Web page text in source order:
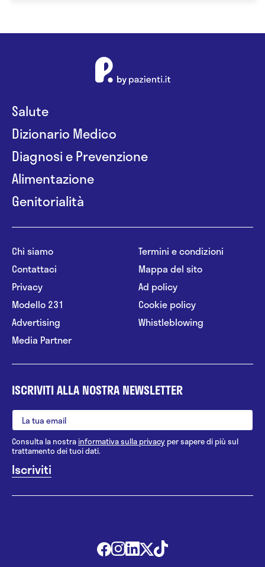
idoneità primariali in Chirurgia Generale e Chirurgia
Salute
Dizionario Medico
Diagnosi e Prevenzione
Alimentazione
Genitorialità
Chi siamo
Contattaci
Privacy
Modello 231
Advertising
Media Partner
Termini e condizioni
Mappa del sito
Ad policy
Cookie policy
Whistleblowing
ISCRIVITI ALLA NOSTRA NEWSLETTER
Consulta la nostrainformativa sulla privacy per sapere di più sul
trattamento dei tuoi dati.